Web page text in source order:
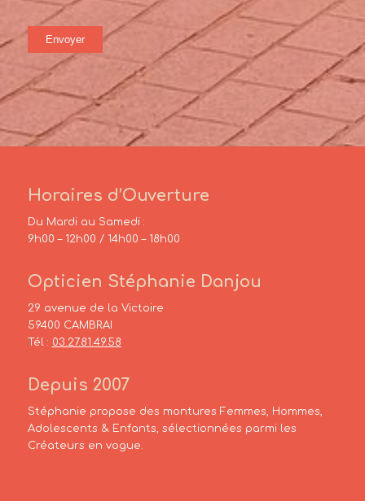
Horaires d’Ouverture
Du Mardi au Samedi :
9h00 – 12h00 / 14h00 – 18h00
Opticien Stéphanie Danjou
29 avenue de la Victoire
59400 CAMBRAI
Tél : 03.27.81.49.58
Depuis 2007
Stéphanie propose des montures Femmes, Hommes,
Adolescents & Enfants, sélectionnées parmi les
Créateurs en vogue.